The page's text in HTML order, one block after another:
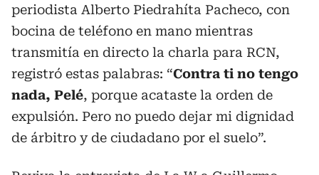
periodista Alberto Piedrahíta Pacheco, con
bocina de teléfono en mano mientras
transmitía en directo la charla para RCN,
registró estas palabras: “Contra ti no tengo
nada, Pelé, porque acataste la orden de
expulsión. Pero no puedo dejar mi dignidad
de árbitro y de ciudadano por el suelo”.